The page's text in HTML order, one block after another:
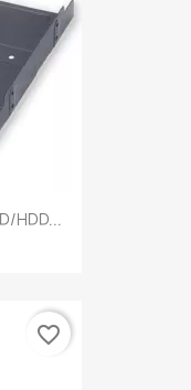
HDD...
favorite_border